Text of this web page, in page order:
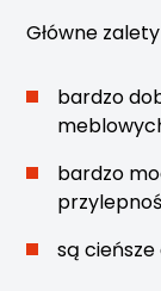
Główne
bardzo
bardzo
są